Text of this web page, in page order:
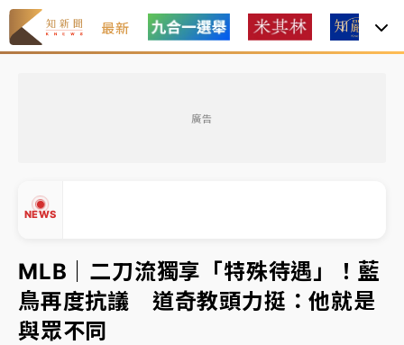
最新
廣告
NEWS
有片｜
連根拔起
中颱白海豚風雨來了！中部以北防豪雨 今晚、明天影
響最劇烈
白海豚逼近！北市水門只出不進 未移置車輛最高罰
4800＋拖吊費
▲
▼
MLB｜二刀流獨享「特殊待遇」！藍
鳥再度抗議 道奇教頭力挺：他就是
與眾不同